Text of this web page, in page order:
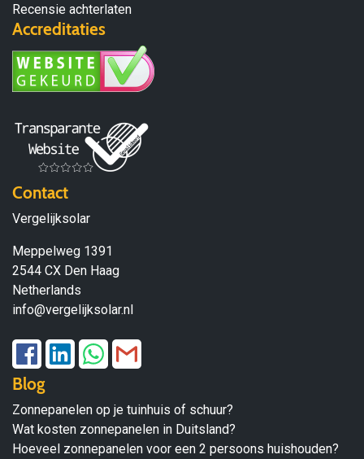
Recensie achterlaten
Accreditaties
Contact
Vergelijksolar
Meppelweg 1391
2544 CX Den Haag
Netherlands
info@vergelijksolar.nl
Blog
Zonnepanelen op je tuinhuis of schuur?
Wat kosten zonnepanelen in Duitsland?
Hoeveel zonnepanelen voor een 2 persoons huishouden?